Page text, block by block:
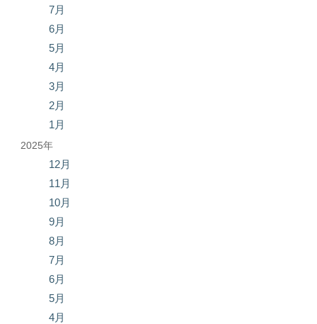
7月
6月
5月
4月
3月
2月
1月
2025年
12月
11月
10月
9月
8月
7月
6月
5月
4月